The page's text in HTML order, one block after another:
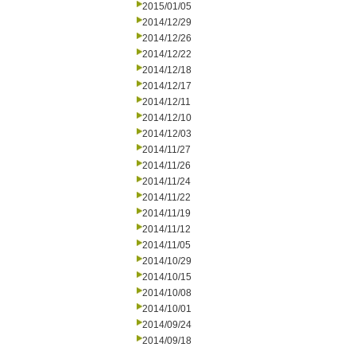
2015/01/05
2014/12/29
2014/12/26
2014/12/22
2014/12/18
2014/12/17
2014/12/11
2014/12/10
2014/12/03
2014/11/27
2014/11/26
2014/11/24
2014/11/22
2014/11/19
2014/11/12
2014/11/05
2014/10/29
2014/10/15
2014/10/08
2014/10/01
2014/09/24
2014/09/18